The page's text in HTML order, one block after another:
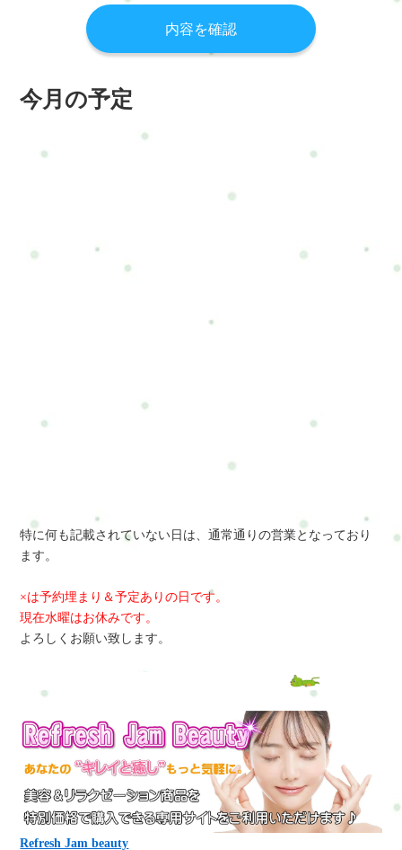
今月の予定
特に何も記載されていない日は、通常通りの営業となっており
ます。
×は予約埋まり＆予定ありの日です。
現在水曜はお休みです。
よろしくお願い致します。
Refresh Jam beauty